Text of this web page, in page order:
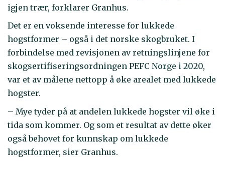
igjen trær, forklarer Granhus.
Det er en voksende interesse for lukkede
hogstformer – også i det norske skogbruket. I
forbindelse med revisjonen av retningslinjene for
skogsertifiseringsordningen PEFC Norge i 2020,
var et av målene nettopp å øke arealet med lukkede
hogster.
– Mye tyder på at andelen lukkede hogster vil øke i
tida som kommer. Og som et resultat av dette øker
også behovet for kunnskap om lukkede
hogstformer, sier Granhus.